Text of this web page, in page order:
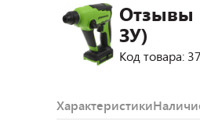
Отзывы
ЗУ)
Код товара:
Характеристики